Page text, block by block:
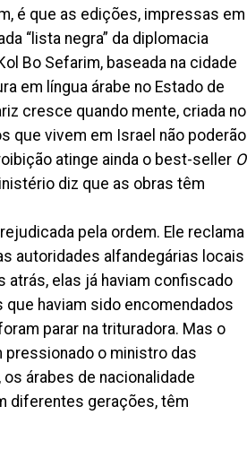
é que as edições, impressas em
“lista negra” da diplomacia
Bo Sefarim, baseada na cidade
em língua árabe no Estado de
cresce quando mente, criada no
que vivem em Israel não poderão
atinge ainda o best-seller O
diz que as obras têm
pela ordem. Ele reclama
autoridades alfandegárias locais
atrás, elas já haviam confiscado
haviam sido encomendados
parar na trituradora. Mas o
pressionado o ministro das
os árabes de nacionalidade
diferentes gerações, têm